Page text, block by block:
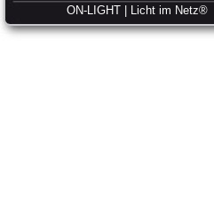
ON-LIGHT | Licht im Netz®